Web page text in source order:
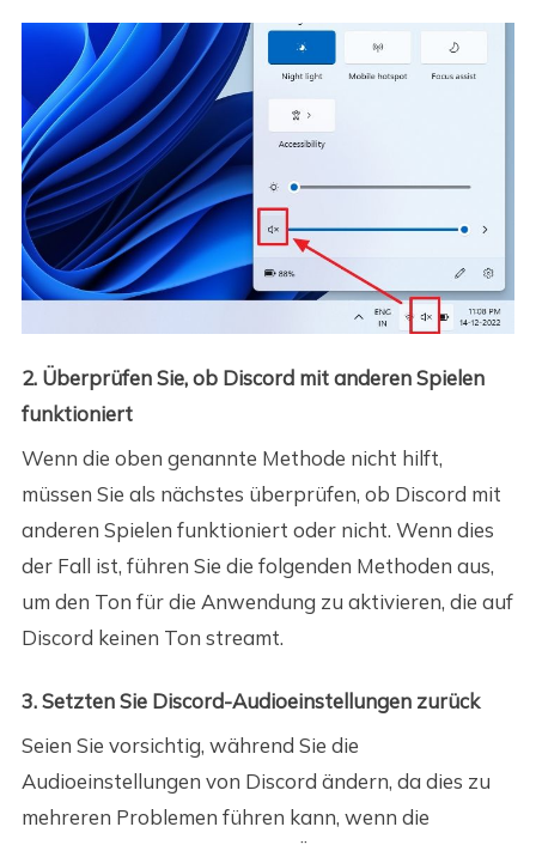
2. Überprüfen Sie, ob Discord mit anderen Spielen
funktioniert
Wenn die oben genannte Methode nicht hilft,
müssen Sie als nächstes überprüfen, ob Discord mit
anderen Spielen funktioniert oder nicht. Wenn dies
der Fall ist, führen Sie die folgenden Methoden aus,
um den Ton für die Anwendung zu aktivieren, die auf
Discord keinen Ton streamt.
3. Setzten Sie Discord-Audioeinstellungen zurück
Seien Sie vorsichtig, während Sie die
Audioeinstellungen von Discord ändern, da dies zu
mehreren Problemen führen kann, wenn die